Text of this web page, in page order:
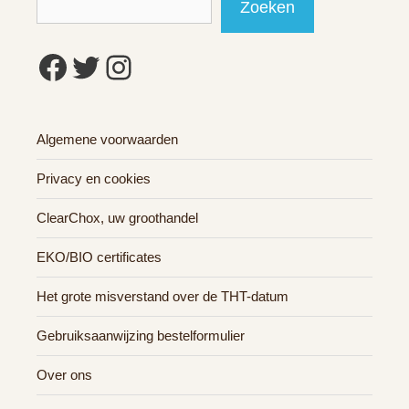
Zoeken
Facebook
Twitter
Instagram
Algemene voorwaarden
Privacy en cookies
ClearChox, uw groothandel
EKO/BIO certificates
Het grote misverstand over de THT-datum
Gebruiksaanwijzing bestelformulier
Over ons